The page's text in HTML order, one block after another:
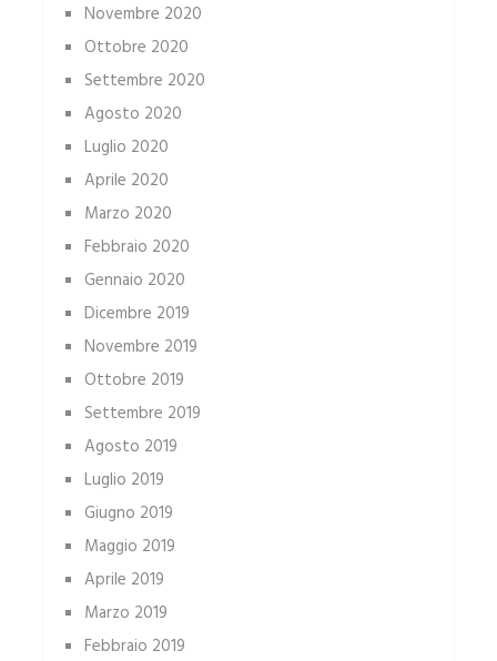
Novembre 2020
Ottobre 2020
Settembre 2020
Agosto 2020
Luglio 2020
Aprile 2020
Marzo 2020
Febbraio 2020
Gennaio 2020
Dicembre 2019
Novembre 2019
Ottobre 2019
Settembre 2019
Agosto 2019
Luglio 2019
Giugno 2019
Maggio 2019
Aprile 2019
Marzo 2019
Febbraio 2019